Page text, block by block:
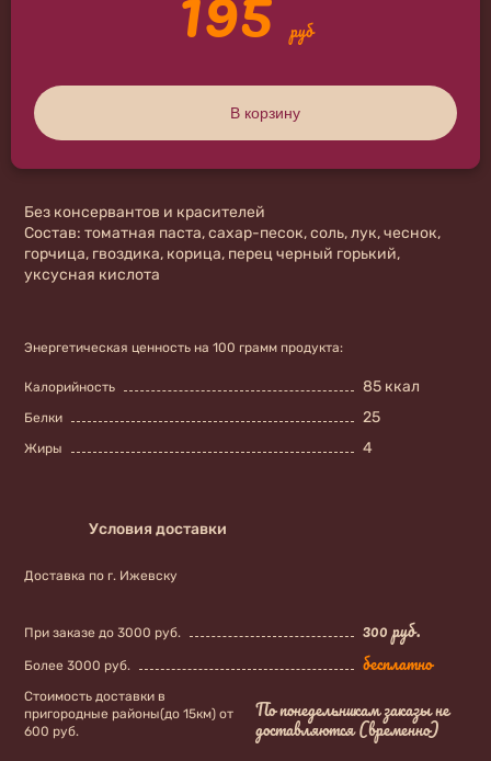
Без консервантов и красителей
Состав: томатная паста, сахар-песок, соль, лук, чеснок,
горчица, гвоздика, корица, перец черный горький,
уксусная кислота
Энергетическая ценность на 100 грамм продукта:
Калорийность 85 ккал
Белки 25
Жиры 4
Условия доставки
Доставка по г. Ижевску
При заказе до 3000 руб. 300 руб.
Более 3000 руб. бесплатно
Стоимость доставки в
пригородные районы(до 15км) от
600 руб.
По понедельникам заказы не
доставляются (временно)
руб
В корзину